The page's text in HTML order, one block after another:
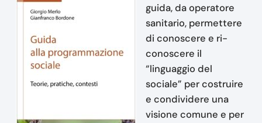
guida, da operatore
sanitario, permettere
di conoscere e ri-
conoscere il
“linguaggio del
sociale” per costruire
e condividere una
visione comune e per